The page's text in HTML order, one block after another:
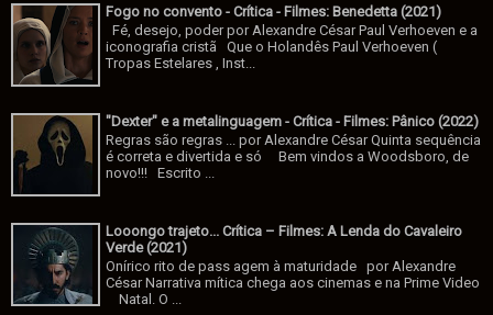
Fogo no convento - Crítica - Filmes: Benedetta (2021)
Fé, desejo, poder por Alexandre César Paul Verhoeven e a
iconografia cristã Que o Holandês Paul Verhoeven (
Tropas Estelares , Inst...
"Dexter" e a metalinguagem - Crítica - Filmes: Pânico (2022)
Regras são regras ... por Alexandre César Quinta sequência
é correta e divertida e só Bem vindos a Woodsboro, de
novo!!! Escrito ...
Looongo trajeto... Crítica – Filmes: A Lenda do Cavaleiro
Verde (2021)
Onírico rito de pass agem à maturidade por Alexandre
César Narrativa mítica chega aos cinemas e na Prime Video
Natal. O ...